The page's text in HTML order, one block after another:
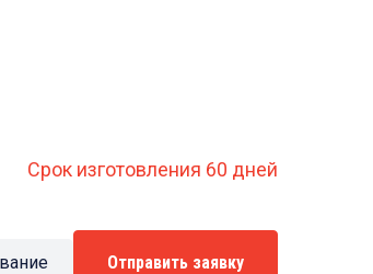
Срок изготовления 60 дней
Отправить заявку